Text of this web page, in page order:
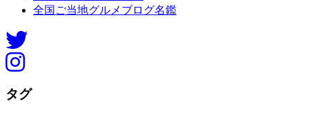
全国ご当地グルメブログ名鑑
タグ